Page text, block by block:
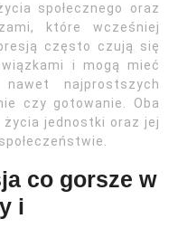
społecznego oraz
które wcześniej
często czują się
i mogą mieć
najprostszych
czy gotowanie. Oba
życia jednostki oraz jej
co gorsze w
i